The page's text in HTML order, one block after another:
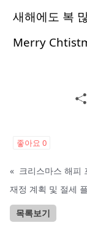
새해에도 복
Merry
좋아요 0
« 크리스마스 해피
재정 계획 및 절세
목록보기